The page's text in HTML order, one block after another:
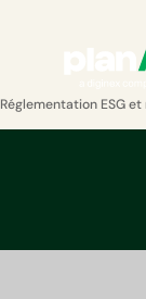
Réglementation ESG